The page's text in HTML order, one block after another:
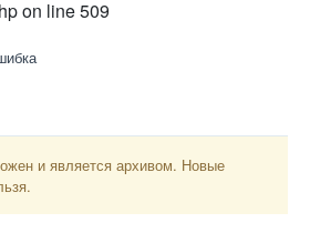
on line 509
и является архивом. Новые